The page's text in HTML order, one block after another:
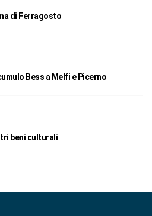
di Ferragosto
Bess a Melfi e Picerno
beni culturali